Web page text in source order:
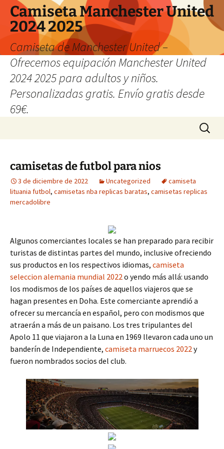
Camiseta Manchester United
2024 2025
Camiseta de Manchester United –
Ofrecemos equipación Manchester United
2024 2025 para adultos y niños.
Personalizadas gratis. Envío gratis desde
69€.
Buscar:
camisetas de futbol para nios
3 de diciembre de 2022 Uncategorized
camiseta
lituania futbol, camisetas nba replicas baratas, camisetas replicas
mercadolibre
Algunos comerciantes locales se han preparado para recibir
turistas de distintas partes del mundo, inclusive ofreciendo
sus productos en los respectivos idiomas, camiseta
seleccion alemania mundial 2022o yendo más allá: usando
los modismos de los países de aquellos viajeros que se
hagan presentes en Doha. Este comerciante aprendió a
ofrecer su mercancía en español, pero con modismos que
atraerán a más de un paisano. Los tres tripulantes del
Apolo 11 que viajaron a la Luna en 1969 llevaron cada uno un
banderín de Independiente, camiseta marruecos 2022y
fueron nombrados socios del club.